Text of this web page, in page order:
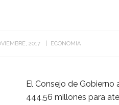
2017 ECONOMIA
El Consejo de
444,56 millones para